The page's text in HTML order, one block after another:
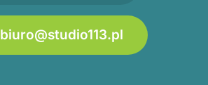
biuro@studio113.pl